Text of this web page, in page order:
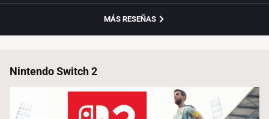
MÁS RESEÑAS
Nintendo Switch 2